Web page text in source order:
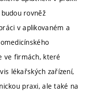
rovněž
v aplikovaném a
ve firmách, které
lékařských zařízení,
praxi, ale také na